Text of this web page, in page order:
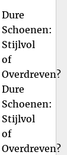
Dure
Schoenen:
Stijlvol
of
Overdreven?
Dure
Schoenen:
Stijlvol
of
Overdreven?